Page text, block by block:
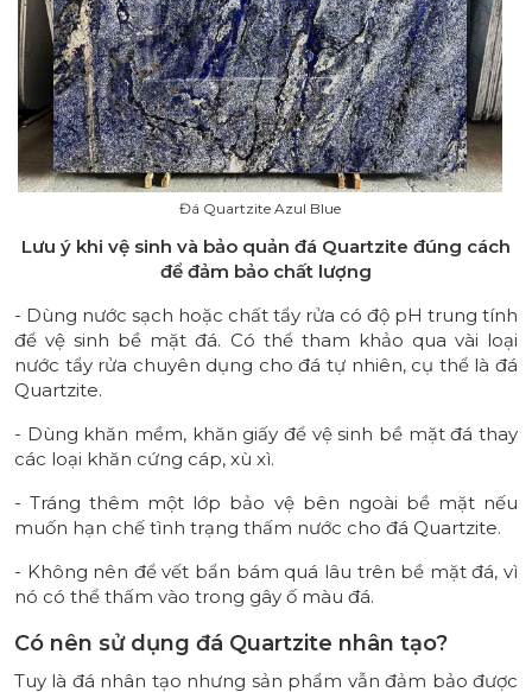
Đá Quartzite Azul Blue
Lưu ý khi vệ sinh và bảo quản đá Quartzite đúng cách
để đảm bảo chất lượng
- Dùng nước sạch hoặc chất tẩy rửa có độ pH trung tính
để vệ sinh bề mặt đá. Có thể tham khảo qua vài loại
nước tẩy rửa chuyên dụng cho đá tự nhiên, cụ thể là đá
Quartzite.
- Dùng khăn mềm, khăn giấy để vệ sinh bề mặt đá thay
các loại khăn cứng cáp, xù xì.
- Tráng thêm một lớp bảo vệ bên ngoài bề mặt nếu
muốn hạn chế tình trạng thấm nước cho đá Quartzite.
- Không nên để vết bẩn bám quá lâu trên bề mặt đá, vì
nó có thể thấm vào trong gây ố màu đá.
Có nên sử dụng đá Quartzite nhân tạo?
Tuy là đá nhân tạo nhưng sản phẩm vẫn đảm bảo được